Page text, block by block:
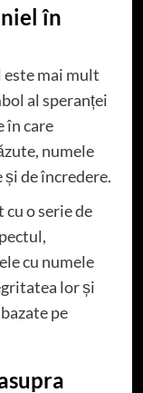
în
mai mult
al speranței
în care
numele
de încredere.
o serie de
cu numele
lor și
pe